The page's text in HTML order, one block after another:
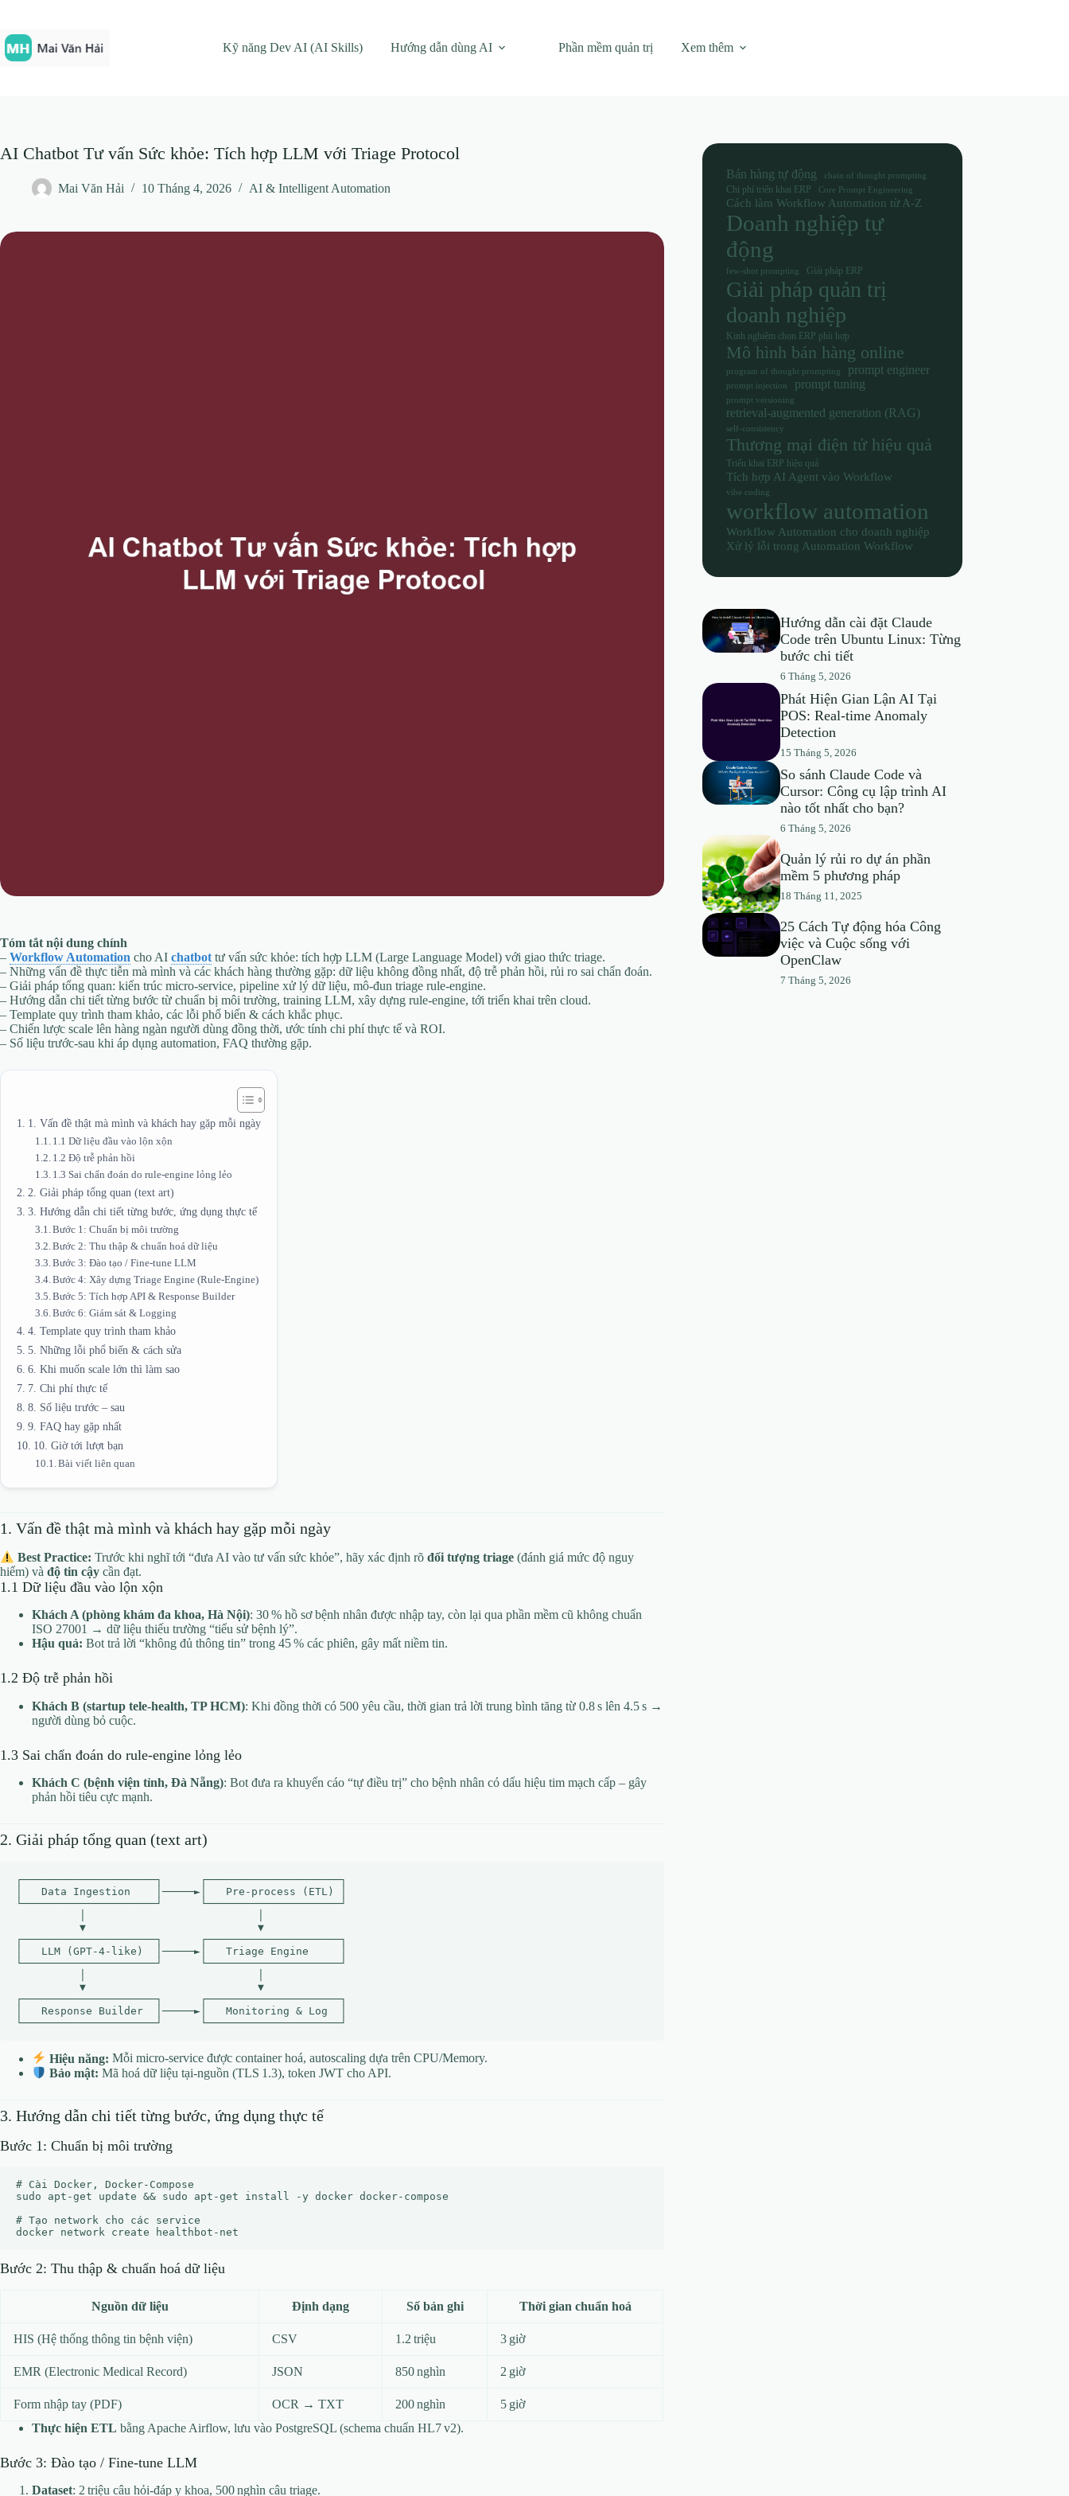
phần
nội
dung
Kỹ năng Dev AI (AI Skills) Hướng dẫn dùng AI Phần mềm quản trị Xem thêm
AI Chatbot Tư vấn Sức khỏe: Tích hợp LLM với Triage Protocol
Mai Văn Hải 10 Tháng 4, 2026 AI & Intelligent Automation
Tóm tắt nội dung chính
– Workflow Automation cho AI chatbot tư vấn sức khỏe: tích hợp LLM (Large Language Model) với giao thức triage.
– Những vấn đề thực tiễn mà mình và các khách hàng thường gặp: dữ liệu không đồng nhất, độ trễ phản hồi, rủi ro sai chẩn đoán.
– Giải pháp tổng quan: kiến trúc micro‑service, pipeline xử lý dữ liệu, mô-đun triage rule‑engine.
– Hướng dẫn chi tiết từng bước từ chuẩn bị môi trường, training LLM, xây dựng rule‑engine, tới triển khai trên cloud.
– Template quy trình tham khảo, các lỗi phổ biến & cách khắc phục.
– Chiến lược scale lên hàng ngàn người dùng đồng thời, ước tính chi phí thực tế và ROI.
– Số liệu trước‑sau khi áp dụng automation, FAQ thường gặp.
1. Vấn đề thật mà mình và khách hay gặp mỗi ngày
1.1 Dữ liệu đầu vào lộn xộn
1.2 Độ trễ phản hồi
1.3 Sai chẩn đoán do rule‑engine lỏng lẻo
2. Giải pháp tổng quan (text art)
3. Hướng dẫn chi tiết từng bước, ứng dụng thực tế
Bước 1: Chuẩn bị môi trường
Bước 2: Thu thập & chuẩn hoá dữ liệu
Bước 3: Đào tạo / Fine‑tune LLM
Bước 4: Xây dựng Triage Engine (Rule‑Engine)
Bước 5: Tích hợp API & Response Builder
Bước 6: Giám sát & Logging
4. Template quy trình tham khảo
5. Những lỗi phổ biến & cách sửa
6. Khi muốn scale lớn thì làm sao
7. Chi phí thực tế
8. Số liệu trước – sau
9. FAQ hay gặp nhất
10. Giờ tới lượt bạn
Bài viết liên quan
1. Vấn đề thật mà mình và khách hay gặp mỗi ngày
Best Practice: Trước khi nghĩ tới “đưa AI vào tư vấn sức khỏe”, hãy xác định rõđối tượng triage (đánh giá mức độ nguy
hiểm) và độ tin cậy cần đạt.
1.1 Dữ liệu đầu vào lộn xộn
Khách A (phòng khám đa khoa, Hà Nội): 30 % hồ sơ bệnh nhân được nhập tay, còn lại qua phần mềm cũ không chuẩn
ISO 27001 → dữ liệu thiếu trường “tiểu sử bệnh lý”.
Hậu quả: Bot trả lời “không đủ thông tin” trong 45 % các phiên, gây mất niềm tin.
1.2 Độ trễ phản hồi
Khách B (startup tele‑health, TP HCM): Khi đồng thời có 500 yêu cầu, thời gian trả lời trung bình tăng từ 0.8 s lên 4.5 s →
người dùng bỏ cuộc.
1.3 Sai chẩn đoán do rule‑engine lỏng lẻo
Khách C (bệnh viện tỉnh, Đà Nẵng): Bot đưa ra khuyến cáo “tự điều trị” cho bệnh nhân có dấu hiệu tim mạch cấp – gây
phản hồi tiêu cực mạnh.
2. Giải pháp tổng quan (text art)
┌─────────────────────┐      ┌─────────────────────┐
│   Data Ingestion    │─────►│   Pre‑process (ETL) │
└─────────────────────┘      └─────────────────────┘
          ▼                           ▼
┌─────────────────────┐      ┌─────────────────────┐
│   LLM (GPT‑4‑like)  │─────►│   Triage Engine     │
└─────────────────────┘      └─────────────────────┘
          ▼                           ▼
┌─────────────────────┐      ┌─────────────────────┐
│   Response Builder  │─────►│   Monitoring & Log  │
Hiệu năng: Mỗi micro‑service được container hoá, autoscaling dựa trên CPU/Memory.
Bảo mật: Mã hoá dữ liệu tại‑nguồn (TLS 1.3), token JWT cho API.
3. Hướng dẫn chi tiết từng bước, ứng dụng thực tế
Bước 1: Chuẩn bị môi trường
# Cài Docker, Docker‑Compose
sudo apt-get update && sudo apt-get install -y docker docker-compose
# Tạo network cho các service
Bước 2: Thu thập & chuẩn hoá dữ liệu
Nguồn dữ liệu Định dạng Số bản ghi Thời gian chuẩn hoá
HIS (Hệ thống thông tin bệnh viện) CSV 1.2 triệu 3 giờ
EMR (Electronic Medical Record) JSON 850 nghìn 2 giờ
Form nhập tay (PDF) OCR → TXT 200 nghìn
5 giờ
Thực hiện ETL bằng Apache Airflow, lưu vào PostgreSQL (schema chuẩn HL7 v2).
Bước 3: Đào tạo / Fine‑tune LLM
Dataset: 2 triệu câu hỏi‑đáp y khoa, 500 nghìn câu triage.
Bán hàng tự động chain of thought prompting
Chi phí triển khai ERP Core Prompt Engineering
Cách làm Workflow Automation từ A-Z
Doanh nghiệp tự
động
few-shot prompting Giải pháp ERP
Giải pháp quản trị
doanh nghiệp
Kinh nghiệm chọn ERP phù hợp
Mô hình bán hàng online
program of thought prompting prompt engineer
prompt injection prompt tuning
prompt versioning
retrieval-augmented generation (RAG)
self-consistency
Thương mại điện tử hiệu quả
Triển khai ERP hiệu quả
Tích hợp AI Agent vào Workflow
vibe coding
workflow automation
Workflow Automation cho doanh nghiệp
Xử lý lỗi trong Automation Workflow
Hướng dẫn cài đặt Claude
Code trên Ubuntu Linux: Từng
bước chi tiết
6 Tháng 5, 2026
Phát Hiện Gian Lận AI Tại
POS: Real-time Anomaly
Detection
15 Tháng 5, 2026
So sánh Claude Code và
Cursor: Công cụ lập trình AI
nào tốt nhất cho bạn?
6 Tháng 5, 2026
Quản lý rủi ro dự án phần
mềm 5 phương pháp
18 Tháng 11, 2025
25 Cách Tự động hóa Công
việc và Cuộc sống với
OpenClaw
7 Tháng 5, 2026